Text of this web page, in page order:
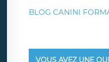
BLOG CANINI